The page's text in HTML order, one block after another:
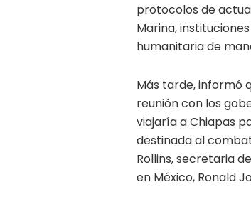
protocolos de
Marina,
humanitaria de
Más tarde, informó
reunión con los
viajaría a Chiapas
destinada al
Rollins, secretaria
en México, Ronald